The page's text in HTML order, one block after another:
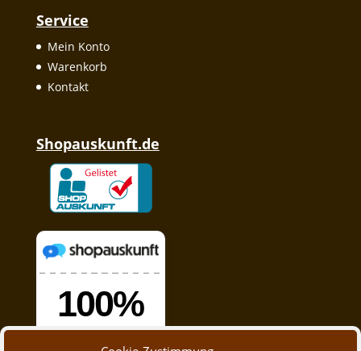
Service
Mein Konto
Warenkorb
Kontakt
Shopauskunft.de